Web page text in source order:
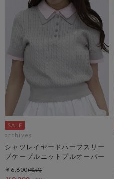
archives
シャツレイヤードハーフスリー
ブケーブルニットプルオーバー
￥6,600